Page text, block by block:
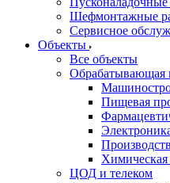
Шефмонтажные
Сервисное
Объекты
Все объекты
Обрабатывающая
Пищевая
ЦОД и телеком